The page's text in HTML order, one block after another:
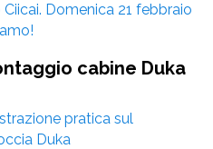
Domenica 21 febbraio
cabine Duka
pratica sul
Duka